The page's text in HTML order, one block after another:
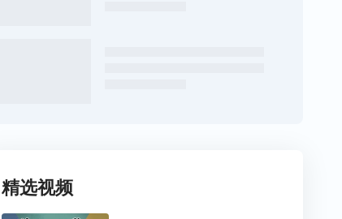
精选视频